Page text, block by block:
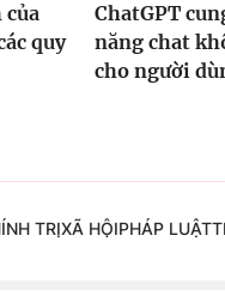
quy
ChatGPT
năng chat
cho người
TRỊXÃ HỘIPHÁP LUẬT